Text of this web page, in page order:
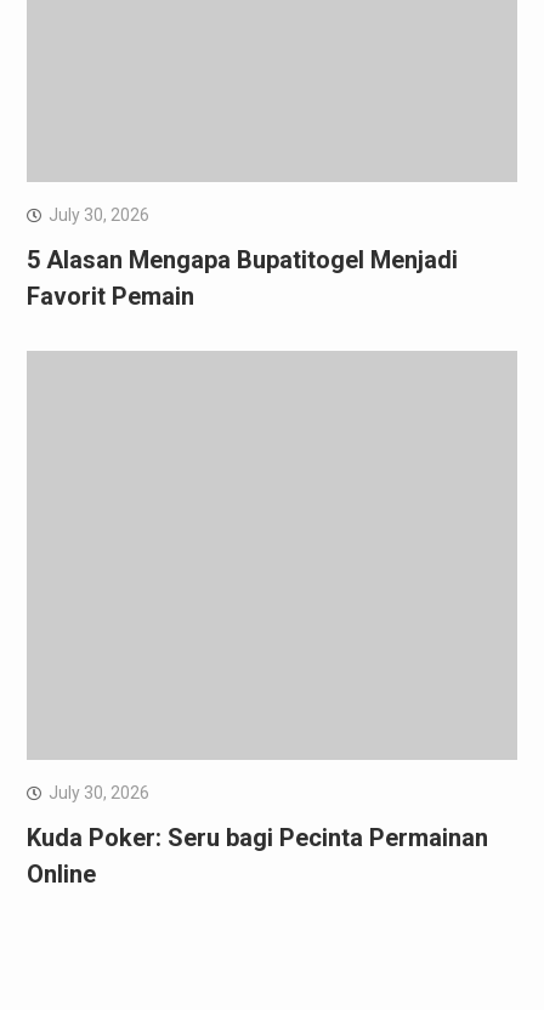
July 30, 2026
5 Alasan Mengapa Bupatitogel Menjadi
Favorit Pemain
July 30, 2026
Kuda Poker: Seru bagi Pecinta Permainan
Online